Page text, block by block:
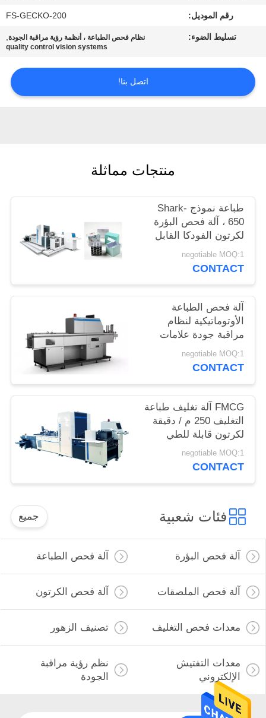
أخبار
اطلب
اقتباس
PRIVACY
POLICY
رقم الموديل: FS-GECKO-200
تسليط الضوء: نظام فحص الطباعة ، أنظمة رؤية مراقبة الجودة,
quality control vision systems
اتصل بنا!
منتجات مماثلة
طباعة نموذج Shark-
650 ، آلة فحص البؤرة
لكرتون الفودكا القابل
للطي
negotiable MOQ:1
CONTACT
آلة فحص الطباعة
الأوتوماتيكية لنظام
مراقبة جودة علامات
min
negotiable MOQ:1
CONTACT
FMCG آلة تغليف طباعة
التغليف 250 م / دقيقة
لكرتون قابلة للطي
negotiable MOQ:1
CONTACT
فئات شعبية جميع
آلة فحص البؤرة آلة فحص الطباعة
آلة فحص الملصقات آلة فحص الكرتون
معدات فحص التغليف تصنيف الزهور
معدات التفتيش
الإلكتروني
نظم رؤية مراقبة
الجودة